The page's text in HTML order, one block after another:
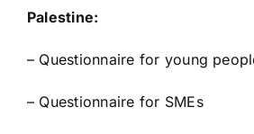
Palestine:
– Questionnaire for young
– Questionnaire for SMEs